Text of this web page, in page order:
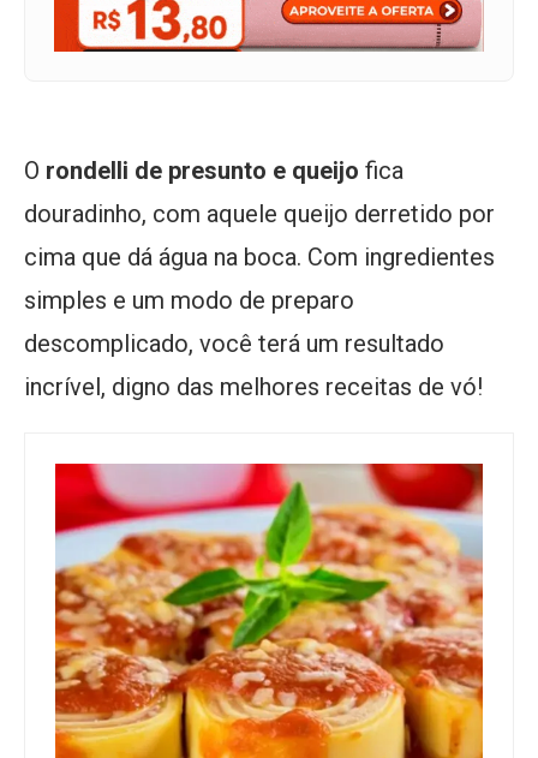
O rondelli de presunto e queijo fica
douradinho, com aquele queijo derretido por
cima que dá água na boca. Com ingredientes
simples e um modo de preparo
descomplicado, você terá um resultado
incrível, digno das melhores receitas de vó!